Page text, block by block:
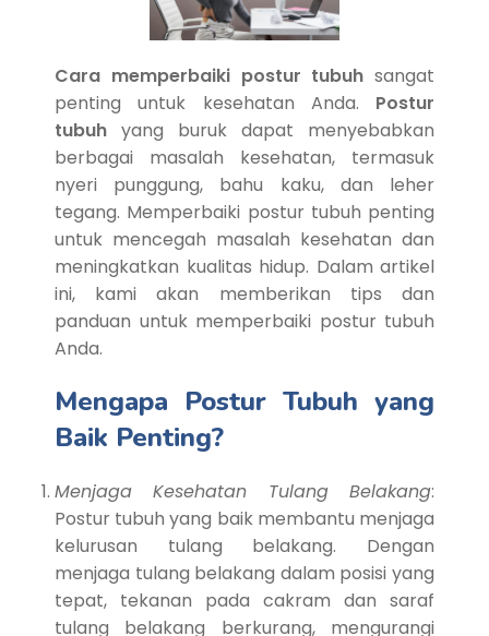
Cara memperbaiki postur tubuh sangat
penting untuk kesehatan Anda. Postur
tubuh yang buruk dapat menyebabkan
berbagai masalah kesehatan, termasuk
nyeri punggung, bahu kaku, dan leher
tegang. Memperbaiki postur tubuh penting
untuk mencegah masalah kesehatan dan
meningkatkan kualitas hidup. Dalam artikel
ini, kami akan memberikan tips dan
panduan untuk memperbaiki postur tubuh
Anda.
Mengapa Postur Tubuh yang
Baik Penting?
Menjaga Kesehatan Tulang Belakang:
Postur tubuh yang baik membantu menjaga
kelurusan tulang belakang. Dengan
menjaga tulang belakang dalam posisi yang
tepat, tekanan pada cakram dan saraf
tulang belakang berkurang, mengurangi